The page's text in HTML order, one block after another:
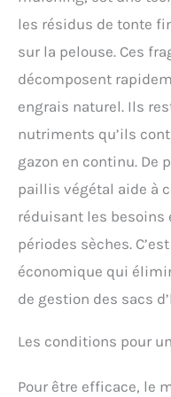
les résidus de tonte
sur la pelouse. Ces
décomposent
engrais naturel. Ils
nutriments qu’ils
gazon en continu. De
paillis végétal aide à
réduisant les besoins
périodes sèches.
économique qui
de gestion des sacs
Les conditions pour
Pour être efficace, le